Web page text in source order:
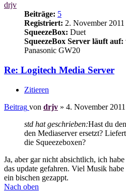
drjv
Beiträge: 5
Registriert: 2. November
SqueezeBox: Duet
SqueezeBox Server läuft auf:
Panasonic GW20
Re: Logitech Media Server
Zitieren
Beitrag von drjv » 4. November
std hat geschrieben:Hast du
den Mediaserver ersetzt?
die Squeezeboxen?
Ja, aber gar nicht absichtlich, ich
das update gefahren. Viel Musik
ein bischen gezappt.
Nach oben